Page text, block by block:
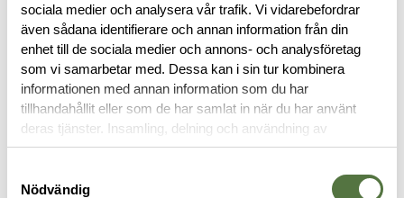
sociala medier och analysera vår trafik. Vi vidarebefordrar
även sådana identifierare och annan information från din
enhet till de sociala medier och annons- och analysföretag
som vi samarbetar med. Dessa kan i sin tur kombinera
informationen med annan information som du har
tillhandahållit eller som de har samlat in när du har använt
deras tjänster. Insamling, delning och användning av
personuppgifter kan användas för personalisering av
Nödvändig
To purchase Arc'teryx LEAF products, you must provide valid
identification confirming your status as an authorized end-
user within law enforcement or military personnel. This
requirement ensures that these specialized products are
accessible to those in professional capacities where they are
intended to be utilized.